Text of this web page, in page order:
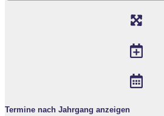
Termine nach Jahrgang anzeigen